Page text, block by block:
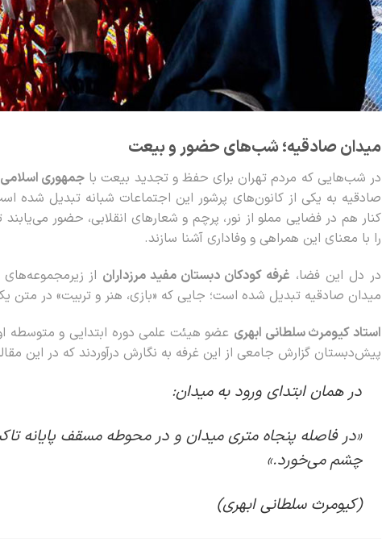
میدان صادقیه؛ شب‌های حضور و بیعت
در شب‌هایی که مردم تهران برای حفظ و تجدید بیعت با جمهوری اسلامی
صادقیه به یکی از کانون‌های پرشور این اجتماعات شبانه تبدیل شده
کنار هم در فضایی مملو از نور، پرچم و شعارهای انقلابی، حضور
را با معنای این همراهی و وفاداری آشنا سازند.
در دل این فضا، غرفه کودکان دبستان مفید مرزداران از
میدان صادقیه تبدیل شده است؛ جایی که «بازی، هنر و تربیت» در متن
استاد کیومرث سلطانی ابهری عضو هیئت علمی دوره ابتدایی و متوسطه
پیش‌دبستان گزارش جامعی از این غرفه به نگارش درآوردند که در این
در همان ابتدای ورود به میدان:
«در فاصله پنجاه متری میدان و در محوطه مسقف پایانه
چشم می‌خورد.»
(کیومرث سلطانی ابهری)